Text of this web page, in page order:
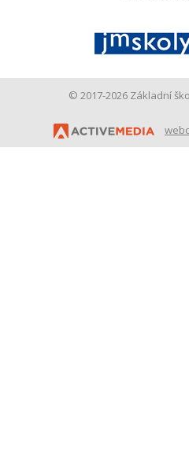
© 2017-2026 Základní